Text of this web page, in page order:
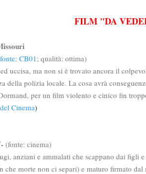
FILM "DA
fonte: CB01 ; qualità: ottima)
uccisa, ma non si è trovato ancora il
della polizia locale. La cosa avrà
per un film violento e cinico fin
Cinema)
(fonte: cinema)
anziani e ammalati che scappano dai figli
che morte non ci separi) e maturo firmato